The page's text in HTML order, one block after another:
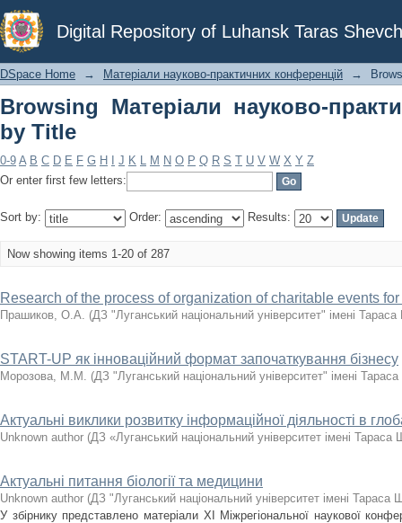
Digital Repository of Luhansk Taras
Browsing Матеріали науково-
DSpace Home → Матеріали науково-практичних конференцій →
Browsing Матеріали науково-
by Title
0-9 A B C D E F G H J K L M N O P Q R S T U V W X Y Z
Or enter first few letters:
Sort by: Order: Results:
Now showing items 1-20 of 287
Research of the process of organization of charitable events
Прашиков, О.А. (ДЗ "Луганський національний університет" імені
START-UP як інноваційний формат започаткування бізнесу
Морозова, М.М. (ДЗ "Луганський національний університет" імені
Актуальні виклики розвитку інформаційної діяльності в
Unknown author (ДЗ «Луганський національний університет імені Тараса
Актуальні питання біології та медицини
Unknown author (ДЗ "Луганський національний університет імені Тараса
У збірнику представлено матеріали XІ Міжрегіональної наукової